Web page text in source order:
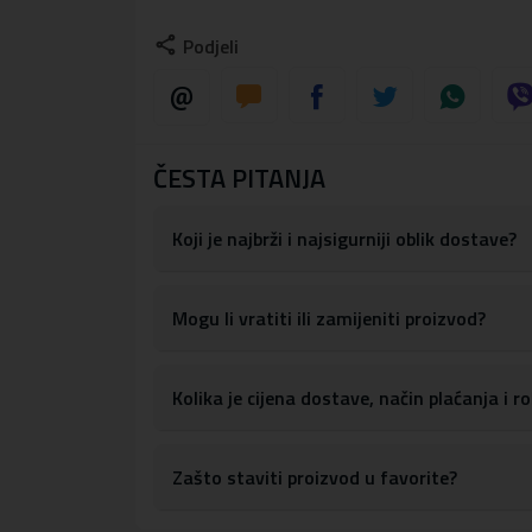
Izlaz Type C: 5V⎓3A / 9V⎓3A / 12V⎓3A /
Izlaz USB: 5V⎓3A, 9V⎓2A, 12V⎓1,5A
Boja: Crna
Podjeli
ČESTA PITANJA
Koji je najbrži i najsigurniji oblik dostave?
Mogu li vratiti ili zamijeniti proizvod?
Kolika je cijena dostave, način plaćanja i
Zašto staviti proizvod u favorite?